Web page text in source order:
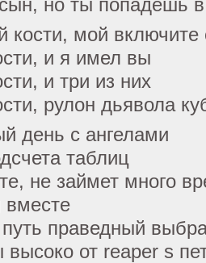
но ты попадешь
кости, мой включите
и я имел вы
и три из них
рулон дьявола
день с ангелами
таблиц
не займет много
вместе
праведный
от reaper s